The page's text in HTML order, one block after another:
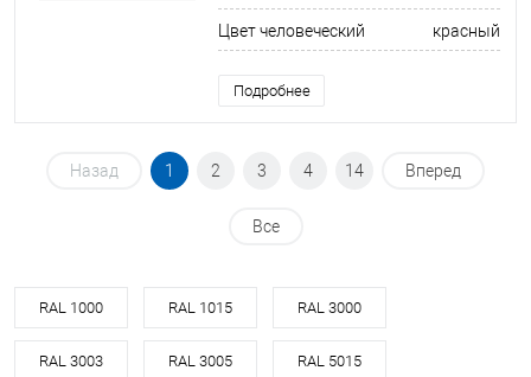
Цвет человеческий красный
Подробнее
Назад 1 2 3 4 14 Вперед
Все
RAL 1000 RAL 1015 RAL 3000
RAL 3003 RAL 3005 RAL 5015